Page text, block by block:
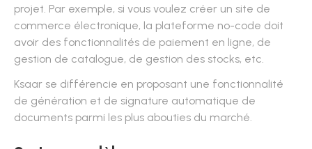
projet. Par exemple, si vous voulez créer un site de
commerce électronique, la plateforme no-code doit
avoir des fonctionnalités de paiement en ligne, de
gestion de catalogue, de gestion des stocks, etc.
Ksaar se différencie en proposant une fonctionnalité
de génération et de signature automatique de
documents parmi les plus abouties du marché.